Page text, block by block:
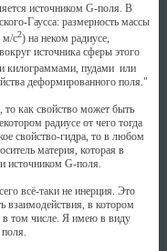
источником G-поля. В
Гаусса: размерность массы
м/c2) на неком радиусе,
источника сферы этого
килограммами, пудами или
деформированного поля."
то как свойство может быть
радиусе от чего тогда
свойство-гидра, то в любом
материя, которая в
источником G-поля.
всё-таки не инерция. Это
взаимодействия, в котором
в том числе. Я имею в виду